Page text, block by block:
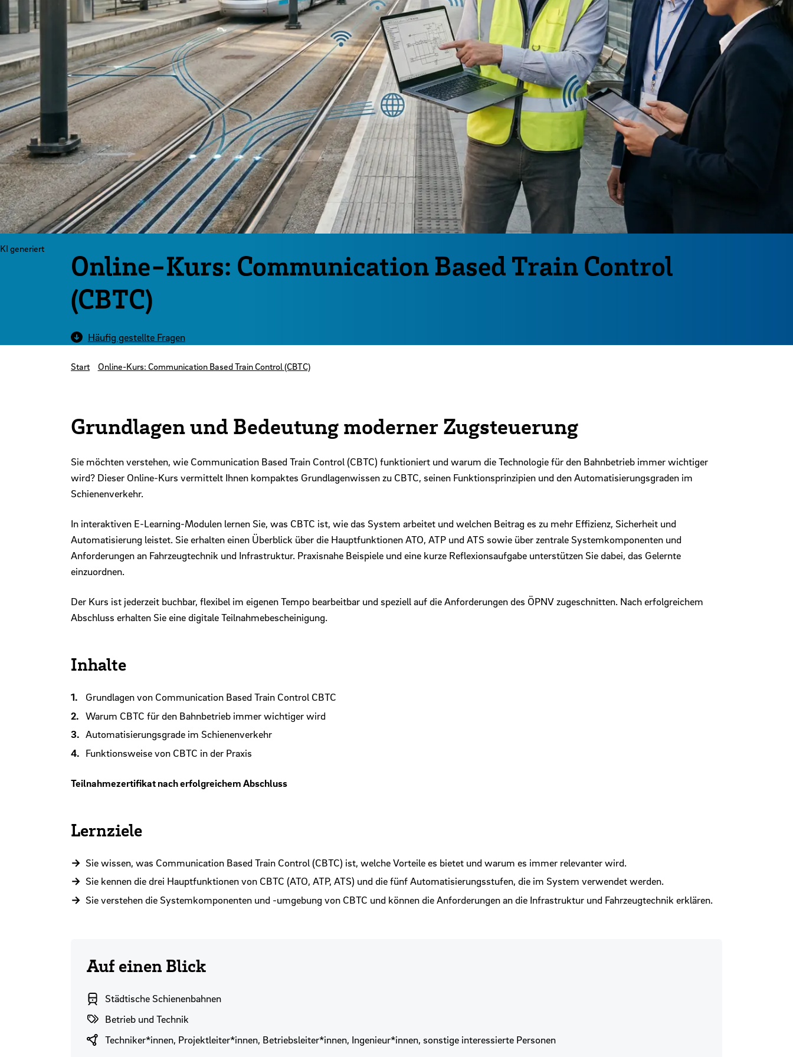
KI generiert
Online-Kurs: Communication Based Train Control
(CBTC)
Häufig gestellte Fragen
Start Online-Kurs: Communication Based Train Control (CBTC)
Grundlagen und Bedeutung moderner Zugsteuerung
Sie möchten verstehen, wie Communication Based Train Control (CBTC) funktioniert und warum die Technologie für den Bahnbetrieb immer wichtiger
wird? Dieser Online-Kurs vermittelt Ihnen kompaktes Grundlagenwissen zu CBTC, seinen Funktionsprinzipien und den Automatisierungsgraden im
Schienenverkehr.
In interaktiven E-Learning-Modulen lernen Sie, was CBTC ist, wie das System arbeitet und welchen Beitrag es zu mehr Effizienz, Sicherheit und
Automatisierung leistet. Sie erhalten einen Überblick über die Hauptfunktionen ATO, ATP und ATS sowie über zentrale Systemkomponenten und
Anforderungen an Fahrzeugtechnik und Infrastruktur. Praxisnahe Beispiele und eine kurze Reflexionsaufgabe unterstützen Sie dabei, das Gelernte
einzuordnen.
Der Kurs ist jederzeit buchbar, flexibel im eigenen Tempo bearbeitbar und speziell auf die Anforderungen des ÖPNV zugeschnitten. Nach erfolgreichem
Abschluss erhalten Sie eine digitale Teilnahmebescheinigung.
Inhalte
Grundlagen von Communication Based Train Control CBTC
Warum CBTC für den Bahnbetrieb immer wichtiger wird
Automatisierungsgrade im Schienenverkehr
Funktionsweise von CBTC in der Praxis
Teilnahmezertifikat nach erfolgreichem Abschluss
Lernziele
Sie wissen, was Communication Based Train Control (CBTC) ist, welche Vorteile es bietet und warum es immer relevanter wird.
Sie kennen die drei Hauptfunktionen von CBTC (ATO, ATP, ATS) und die fünf Automatisierungsstufen, die im System verwendet werden.
Sie verstehen die Systemkomponenten und -umgebung von CBTC und können die Anforderungen an die Infrastruktur und Fahrzeugtechnik erklären.
Auf einen Blick
Branchenbereich
Städtische Schienenbahnen
Themenwelten
Betrieb und Technik
Zielgruppen
Techniker*innen, Projektleiter*innen, Betriebsleiter*innen, Ingenieur*innen, sonstige interessierte Personen